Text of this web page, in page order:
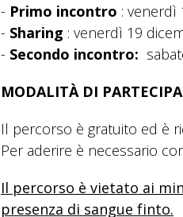
- Primo incontro : venerdì
- Sharing : venerdì 19
- Secondo incontro:
MODALITÀ DI
Il percorso è gratuito ed è
Per aderire è necessario
Il percorso è vietato ai
presenza di sangue finto.